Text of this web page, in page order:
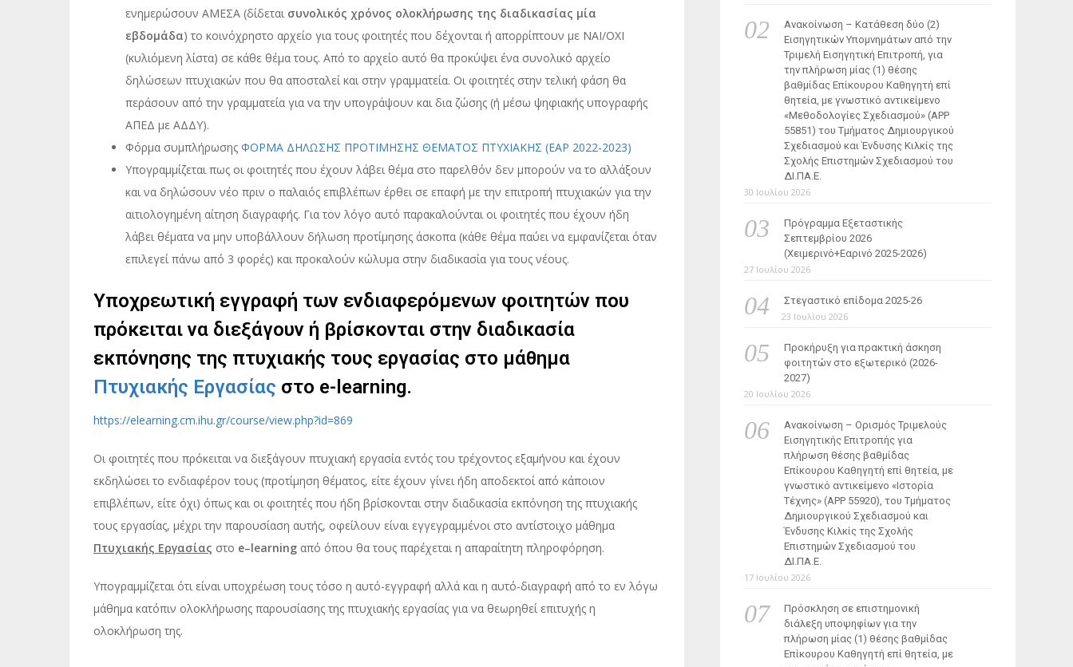
ενημερώσουν ΑΜΕΣΑ (δίδεται συνολικός χρόνος ολοκλήρωσης της διαδικασίας μία
εβδομάδα) το κοινόχρηστο αρχείο για τους φοιτητές που δέχονται ή απορρίπτουν με ΝΑΙ/ΟΧΙ
(κυλιόμενη λίστα) σε κάθε θέμα τους. Από το αρχείο αυτό θα προκύψει ένα συνολικό αρχείο
δηλώσεων πτυχιακών που θα αποσταλεί και στην γραμματεία. Οι φοιτητές στην τελική φάση θα
περάσουν από την γραμματεία για να την υπογράψουν και δια ζώσης (ή μέσω ψηφιακής υπογραφής
ΑΠΕΔ με ΑΔΔΥ).
Φόρμα συμπλήρωσης ΦΟΡΜΑ ΔΗΛΩΣΗΣ ΠΡΟΤΙΜΗΣΗΣ ΘΕΜΑΤΟΣ ΠΤΥΧΙΑΚΗΣ (ΕΑΡ 2022-2023)
Υπογραμμίζεται πως οι φοιτητές που έχουν λάβει θέμα στο παρελθόν δεν μπορούν να το αλλάξουν
και να δηλώσουν νέο πριν ο παλαιός επιβλέπων έρθει σε επαφή με την επιτροπή πτυχιακών για την
αιτιολογημένη αίτηση διαγραφής. Για τον λόγο αυτό παρακαλούνται οι φοιτητές που έχουν ήδη
λάβει θέματα να μην υποβάλλουν δήλωση προτίμησης άσκοπα (κάθε θέμα παύει να εμφανίζεται όταν
επιλεγεί πάνω από 3 φορές) και προκαλούν κώλυμα στην διαδικασία για τους νέους.
Υποχρεωτική εγγραφή των ενδιαφερόμενων φοιτητών που
πρόκειται να διεξάγουν ή βρίσκονται στην διαδικασία
εκπόνησης της πτυχιακής τους εργασίας στο μάθημα
Πτυχιακής Εργασίας στο e-learning.
https://elearning.cm.ihu.gr/course/view.php?id=869
Οι φοιτητές που πρόκειται να διεξάγουν πτυχιακή εργασία εντός του τρέχοντος εξαμήνου και έχουν
εκδηλώσει το ενδιαφέρον τους (προτίμηση θέματος, είτε έχουν γίνει ήδη αποδεκτοί από κάποιον
επιβλέπων, είτε όχι) όπως και οι φοιτητές που ήδη βρίσκονται στην διαδικασία εκπόνηση της πτυχιακής
τους εργασίας, μέχρι την παρουσίαση αυτής, οφείλουν είναι εγγεγραμμένοι στο αντίστοιχο μάθημα
Πτυχιακής Εργασίας στο e–learning από όπου θα τους παρέχεται η απαραίτητη πληροφόρηση.
Υπογραμμίζεται ότι είναι υποχρέωση τους τόσο η αυτό-εγγραφή αλλά και η αυτό-διαγραφή από το εν λόγω
μάθημα κατόπιν ολοκλήρωσης παρουσίασης της πτυχιακής εργασίας για να θεωρηθεί επιτυχής η
ολοκλήρωση της.
Ανακοίνωση – Κατάθεση δύο (2)
Εισηγητικών Υπομνημάτων από την
Τριμελή Εισηγητική Επιτροπή, για
την πλήρωση μίας (1) θέσης
βαθμίδας Επίκουρου Καθηγητή επί
θητεία, με γνωστικό αντικείμενο
«Μεθοδολογίες Σχεδιασμού» (ΑΡΡ
55851) του Τμήματος Δημιουργικού
Σχεδιασμού και Ένδυσης Κιλκίς της
Σχολής Επιστημών Σχεδιασμού του
ΔΙ.ΠΑ.Ε.
30 Ιουλίου 2026
Πρόγραμμα Εξεταστικής
Σεπτεμβρίου 2026
(Χειμερινό+Εαρινό 2025-2026)
27 Ιουλίου 2026
Στεγαστικό επίδομα 2025-26
23 Ιουλίου 2026
Προκήρυξη για πρακτική άσκηση
φοιτητών στο εξωτερικό (2026-
2027)
20 Ιουλίου 2026
Ανακοίνωση – Ορισμός Τριμελούς
Εισηγητικής Επιτροπής για
πλήρωση θέσης βαθμίδας
Επίκουρου Καθηγητή επί θητεία, με
γνωστικό αντικείμενο «Ιστορία
Τέχνης» (ΑΡΡ 55920), του Τμήματος
Δημιουργικού Σχεδιασμού και
Ένδυσης Κιλκίς της Σχολής
Επιστημών Σχεδιασμού του
ΔΙ.ΠΑ.Ε.
17 Ιουλίου 2026
Πρόσκληση σε επιστημονική
διάλεξη υποψηφίων για την
πλήρωση μίας (1) θέσης βαθμίδας
Επίκουρου Καθηγητή επί θητεία, με